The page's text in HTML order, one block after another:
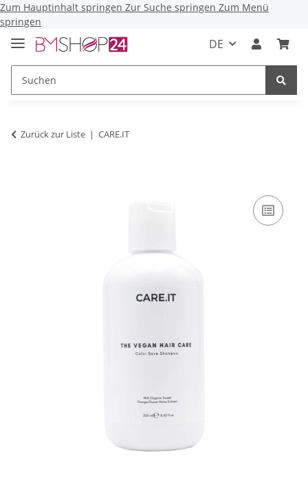
Zum Hauptinhalt springen Zur Suche springen Zum Menü
springen
DE
Zurück zur Liste CARE.IT